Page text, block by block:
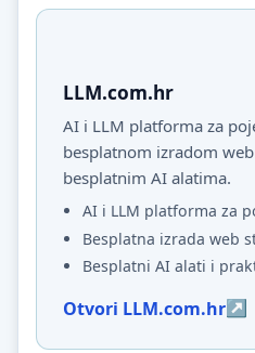
LLM.com.hr
AI i LLM platforma za
besplatnom izradom
besplatnim AI alatima.
AI i LLM platforma za
Besplatna izrada web
Besplatni AI alati i
Otvori LLM.com.hr